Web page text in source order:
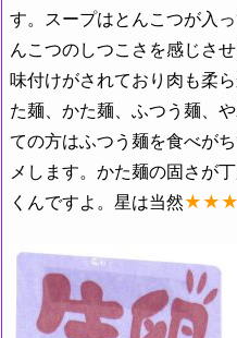
す。スープはとんこつが入
んこつのしつこさを感じさ
味付けがされており肉も柔
た麺、かた麺、ふつう麺、
ての方はふつう麺を食べが
メします。かた麺の固さが
くんですよ。星は当然